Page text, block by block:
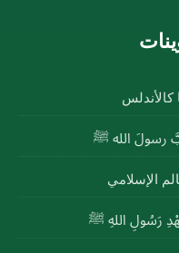
كالأندلس
رسولَ الله ﷺ
الإسلامي
رَسُولِ اللهِ ﷺ